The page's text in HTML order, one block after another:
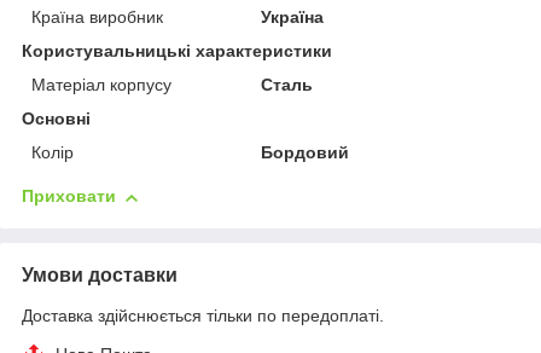
Країна виробник
Україна
Користувальницькі характеристики
Матеріал корпусу
Сталь
Основні
Колір
Бордовий
Приховати
Умови доставки
Доставка здійснюється тільки по передоплаті.